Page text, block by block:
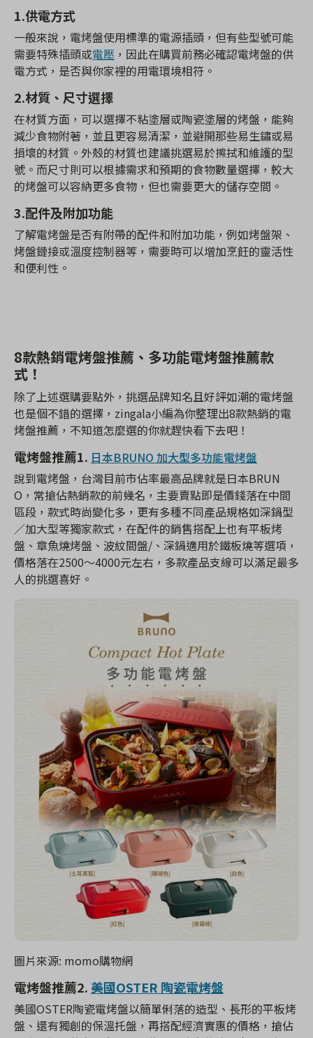
1.供電方式
一般來說，電烤盤使用標準的電源插頭，但有些型號可能
需要特殊插頭或電壓 ，因此在購買前務必確認電烤盤的供
電方式，是否與你家裡的用電環境相符。
2.材質、尺寸選擇
在材質方面，可以選擇不粘塗層或陶瓷塗層的烤盤，能夠
減少食物附著，並且更容易清潔，並避開那些易生鏽或易
損壞的材質。外殼的材質也建議挑選易於擦拭和維護的型
號。而尺寸則可以根據需求和預期的食物數量選擇，較大
的烤盤可以容納更多食物，但也需要更大的儲存空間。
3.配件及附加功能
了解電烤盤是否有附帶的配件和附加功能，例如烤盤架、
烤盤鏈接或溫度控制器等，需要時可以增加烹飪的靈活性
和便利性。
8款熱銷電烤盤推薦、多功能電烤盤推薦款
式！
除了上述選購要點外，挑選品牌知名且好評如潮的電烤盤
也是個不錯的選擇，zingala小編為你整理出8款熱銷的電
烤盤推薦，不知道怎麼選的你就趕快看下去吧！
電烤盤推薦1. 日本BRUNO 加大型多功能電烤盤
說到電烤盤，台灣目前市佔率最高品牌就是日本BRUN
O，常搶佔熱銷款的前幾名，主要賣點即是價錢落在中間
區段，款式時尚變化多，更有多種不同產品規格如深鍋型
／加大型等獨家款式，在配件的銷售搭配上也有平板烤
盤、章魚燒烤盤、波紋間盤/、深鍋適用於鐵板燒等選項，
價格落在2500～4000元左右，多款產品支線可以滿足最多
人的挑選喜好。
圖片來源: momo購物網
電烤盤推薦2. 美國OSTER 陶瓷電烤盤
美國OSTER陶瓷電烤盤以簡單俐落的造型、長形的平板烤
盤、還有獨創的保溫托盤，再搭配經濟實惠的價格，搶佔